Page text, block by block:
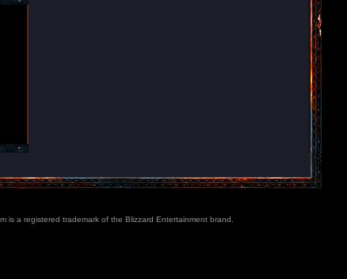
is a registered trademark of the Blizzard Entertainment brand.